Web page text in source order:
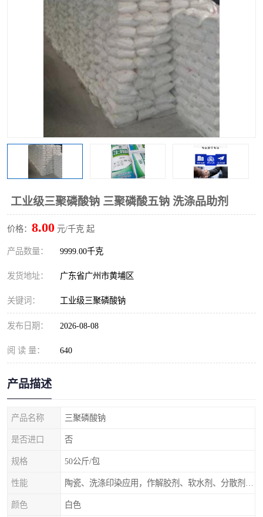
工业级三聚磷酸钠 三聚磷酸五钠 洗涤品助剂
价格： 8.00 元/千克 起
产品数量： 9999.00千克
发货地址： 广东省广州市黄埔区
关键词： 工业级三聚磷酸钠
发布日期： 2026-08-08
阅 读 量： 640
产品描述
产品名称 三聚磷酸钠
是否进口 否
规格 50公斤/包
性能
颜色 白色
聚丙烯酰胺 一水柠檬酸
磷酸氢二钠 葡萄糖酸钠
磷酸二氢钾
三聚磷酸钠
工业白糖
过硫酸钠 过硫酸铵
尿素 碳酸氢钠
聚合硫酸铁 磷酸二氢钠
大苏打